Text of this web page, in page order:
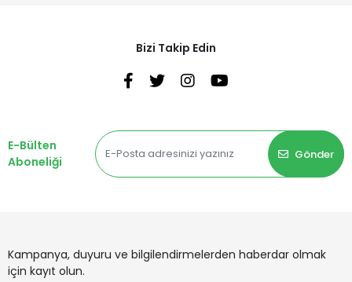
Bizi Takip Edin
E-Bülten
Aboneliği
Gönder
Kampanya, duyuru ve bilgilendirmelerden haberdar olmak
için kayıt olun.